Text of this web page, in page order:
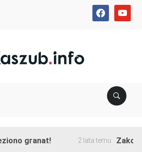
facebookyoutube
granat! 2 lata temu